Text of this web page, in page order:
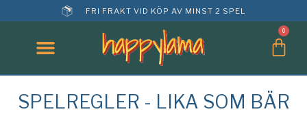
FRI FRAKT VID KÖP AV MINST 2 SPEL
0
SPELREGLER - LIKA SOM BÄR